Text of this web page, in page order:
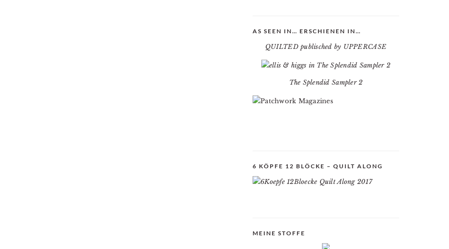
AS SEEN IN… ERSCHIENEN IN…
QUILTED publisched by UPPERCASE
The Splendid Sampler 2
6 KÖPFE 12 BLÖCKE – QUILT ALONG
MEINE STOFFE